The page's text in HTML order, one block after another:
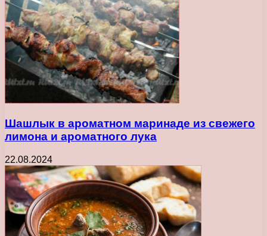
Шашлык в ароматном маринаде из свежего
лимона и ароматного лука
22.08.2024